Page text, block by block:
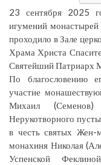
23 сентября 2025
игумений монастырей
проходило в Зале
Храма Христа
Святейший Патриарх
По благословению
участие
Михаил
Нерукотворного
в честь святых Жен-
монахиня Николая
Успенской